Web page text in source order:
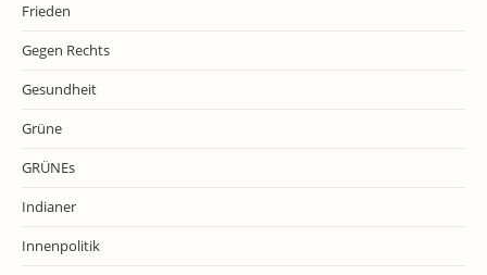
Frieden
Gegen Rechts
Gesundheit
Grüne
GRÜNEs
Indianer
Innenpolitik